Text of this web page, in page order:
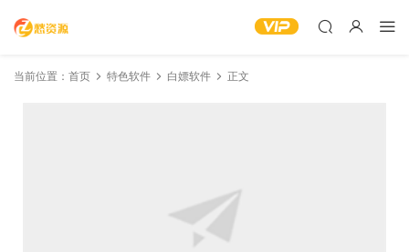
当前位置： 首页 特色软件 白嫖软件 正文